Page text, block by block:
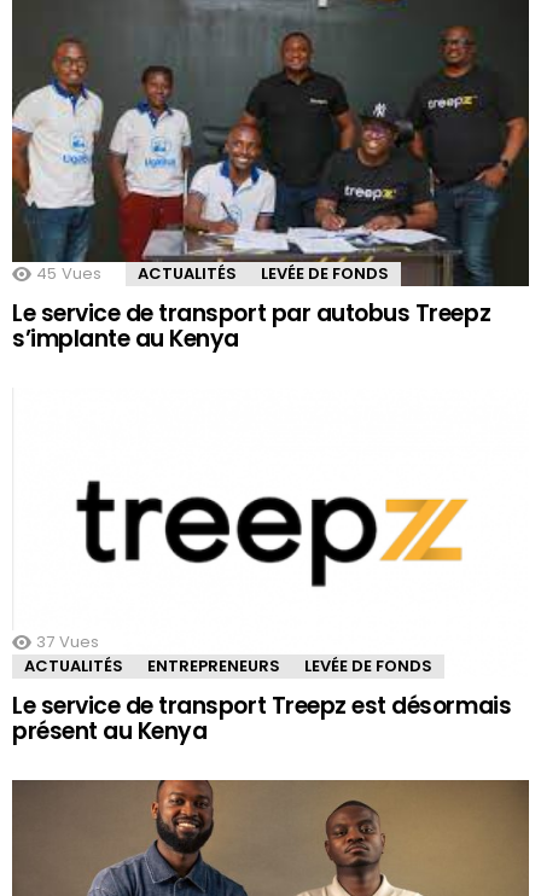
45 Vues ACTUALITÉS LEVÉE DE FONDS
Le service de transport par autobus Treepz
s’implante au Kenya
37 Vues
ACTUALITÉS
ENTREPRENEURS LEVÉE DE FONDS
Le service de transport Treepz est désormais
présent au Kenya